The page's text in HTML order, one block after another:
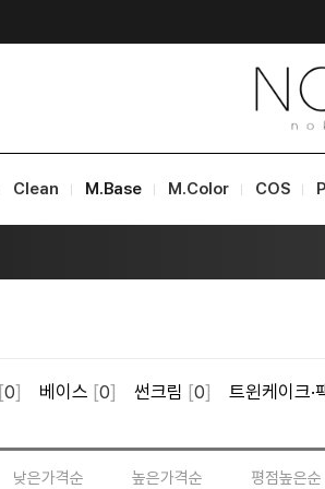
Clean M.Base M.Color COS
[0] 베이스 [0] 썬크림 [0] 트윈케이크·
낮은가격순 높은가격순 평점높은순